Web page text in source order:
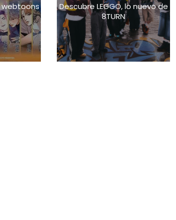
webtoons
Descubre LEGGO, lo nuevo de
8TURN